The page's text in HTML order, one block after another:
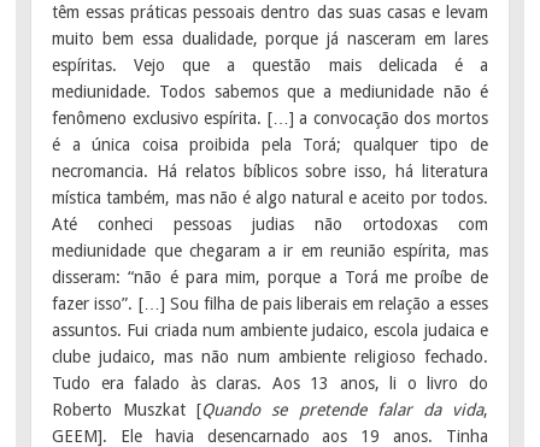
têm essas práticas pessoais dentro das suas casas e levam
muito bem essa dualidade, porque já nasceram em lares
espíritas. Vejo que a questão mais delicada é a
mediunidade. Todos sabemos que a mediunidade não é
fenômeno exclusivo espírita. […] a convocação dos mortos
é a única coisa proibida pela Torá; qualquer tipo de
necromancia. Há relatos bíblicos sobre isso, há literatura
mística também, mas não é algo natural e aceito por todos.
Até conheci pessoas judias não ortodoxas com
mediunidade que chegaram a ir em reunião espírita, mas
disseram: “não é para mim, porque a Torá me proíbe de
fazer isso”. […] Sou filha de pais liberais em relação a esses
assuntos. Fui criada num ambiente judaico, escola judaica e
clube judaico, mas não num ambiente religioso fechado.
Tudo era falado às claras. Aos 13 anos, li o livro do
Roberto Muszkat [Quando se pretende falar da vida,
GEEM]. Ele havia desencarnado aos 19 anos. Tinha